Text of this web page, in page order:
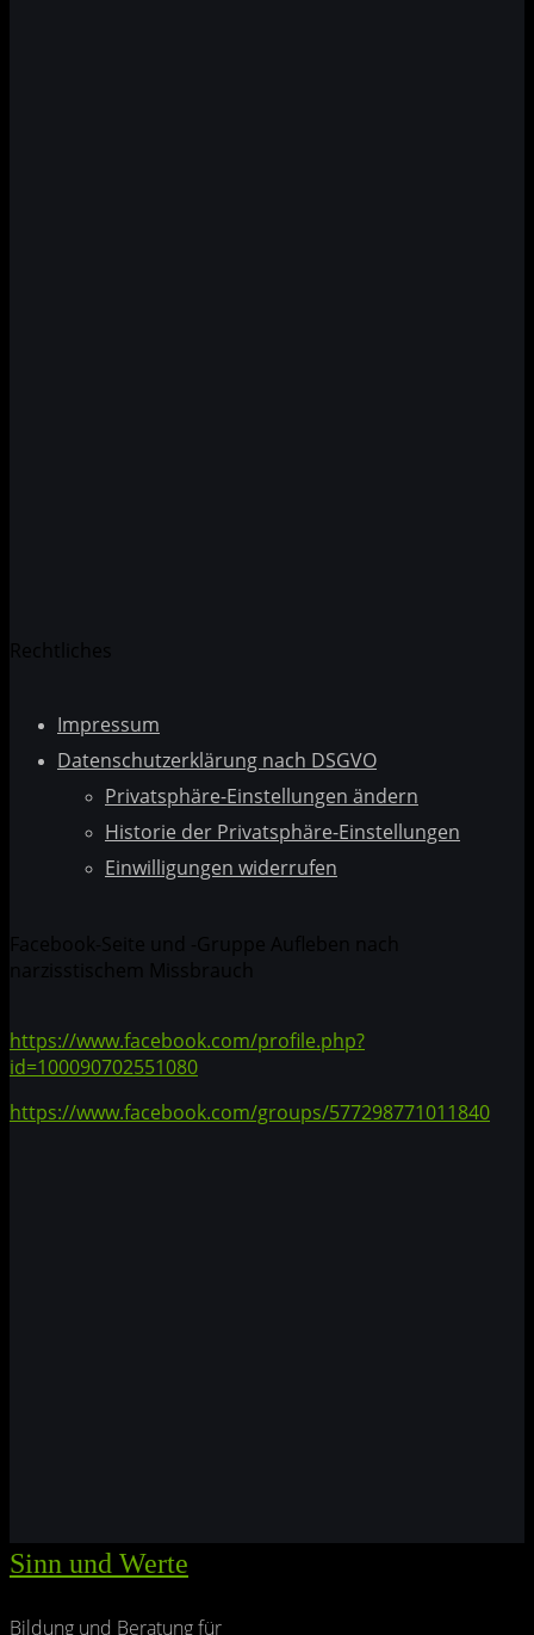
Rechtliches
Impressum
Datenschutzerklärung nach DSGVO
Privatsphäre-Einstellungen ändern
Historie der Privatsphäre-Einstellungen
Einwilligungen widerrufen
Facebook-Seite und -Gruppe Aufleben nach
narzisstischem Missbrauch
https://www.facebook.com/profile.php?
id=100090702551080
https://www.facebook.com/groups/577298771011840
Sinn und Werte
Bildung und Beratung für